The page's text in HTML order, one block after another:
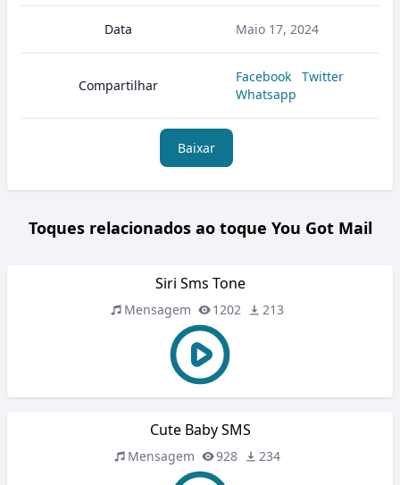
Data Maio 17, 2024
Compartilhar
Facebook
Twitter
Whatsapp
Baixar
Toques relacionados ao toque You Got Mail
Siri Sms Tone
Mensagem 1202 213
Cute Baby SMS
Mensagem 928 234